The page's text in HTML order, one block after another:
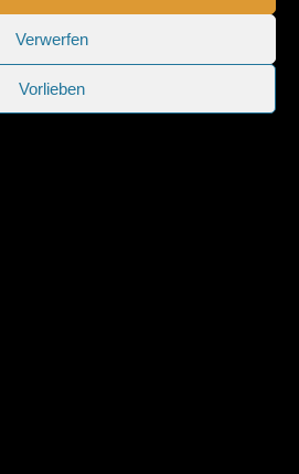
Verwerfen
Vorlieben